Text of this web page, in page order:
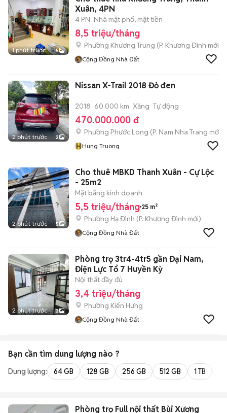
1 phút trước 5
Xuân, 4PN
4 PN Nhà mặt phố, mặt tiền
8,5 triệu/tháng
Phường Khương Trung (P. Khương Đình mới)
Cộng Đồng Nhà Đất
2 phút trước 2
Nissan X-Trail 2018 Đỏ đen
2018 60.000 km Xăng Tự động
470.000.000 đ
Phường Phước Long (P. Nam Nha Trang mới)
HHung Truong
2 phút trước 5
Cho thuê MBKD Thanh Xuân - Cự Lộc
- 25m2
Mặt bằng kinh doanh
5,5 triệu/tháng 25 m²
Phường Hạ Đình (P. Khương Đình mới)
Cộng Đồng Nhà Đất
2 phút trước 2
Phòng trọ 3tr4-4tr5 gần Đại Nam,
Điện Lực Tổ 7 Huyền Kỳ
Nội thất đầy đủ
3,4 triệu/tháng
Phường Kiến Hưng
Cộng Đồng Nhà Đất
Bạn cần tìm dung lượng nào ?
Dung lượng: 64 GB 128 GB 256 GB 512 GB 1 TB
Phòng trọ Full nội thất Bùi Xương